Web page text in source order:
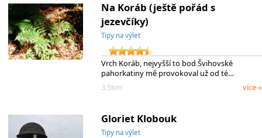
Na Koráb (ještě pořád s
jezevčíky)
Tipy na výlet
Vrch Koráb, nejvyšší to bod Švihovské
pahorkatiny mě provokoval už od té…
3.5km
více »
Gloriet Klobouk
Tipy na výlet